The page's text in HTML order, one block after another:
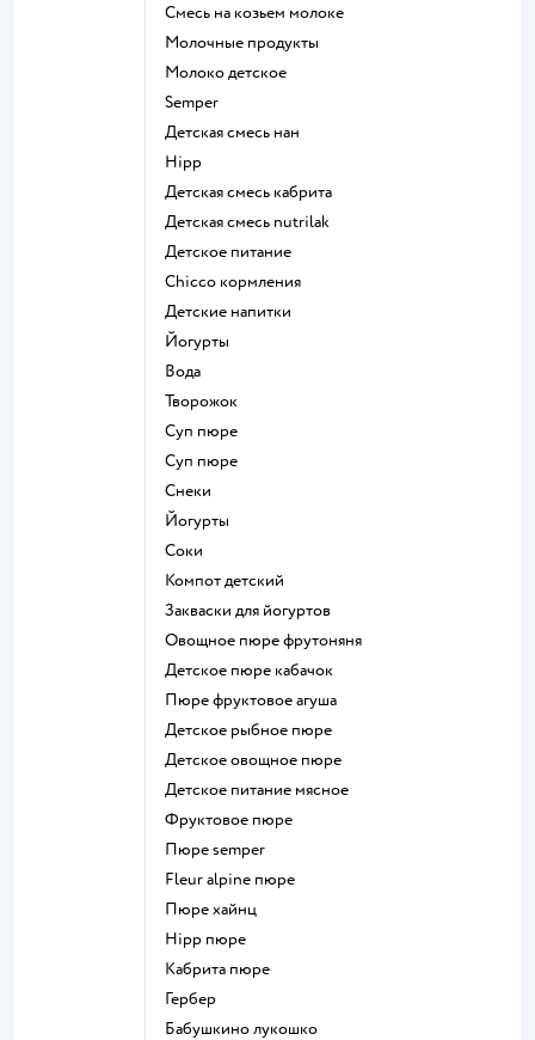
смесь на козьем молоке
молочные продукты
молоко детское
semper
детская смесь нан
hipp
детская смесь кабрита
детская смесь nutrilak
детское питание
chicco кормления
детские напитки
йогурты
Вода
творожок
суп пюре
суп пюре
Снеки
йогурты
Соки
компот детский
Закваски для йогуртов
овощное пюре фрутоняня
детское пюре кабачок
пюре фруктовое агуша
детское рыбное пюре
детское овощное пюре
детское питание мясное
фруктовое пюре
пюре semper
fleur alpine пюре
пюре хайнц
hipp пюре
кабрита пюре
гербер
бабушкино лукошко